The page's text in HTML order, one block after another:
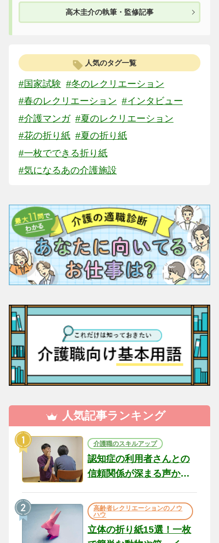
高木圭介の執筆・監修記事
人気のタグ一覧
#国家試験 #冬のレクリエーション
#春のレクリエーション #インタビュー
#介護マンガ #夏のレクリエーション
#花の折り紙 #夏の折り紙
#一枚でできる折り紙
#気になるあの介護施設
人気記事ランキング
介護職のスキルアップ
認知症の利用者さんとの
信頼関係が深まる声かけ
の現場から（22）
高齢者レクリエーションのノウ
ハウ
立体の折り紙15選！一枚